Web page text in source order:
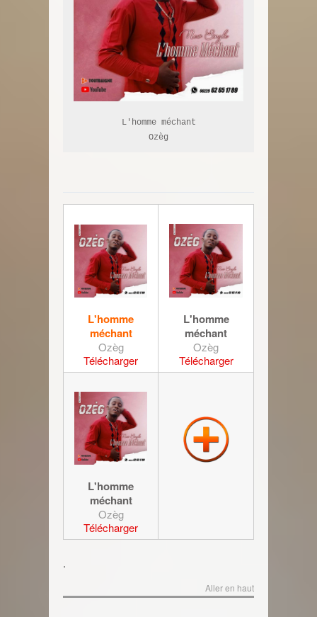
L'homme méchant
Ozèg
L'homme
méchant
Ozèg
Télécharger
L'homme
méchant
Ozèg
Télécharger
L'homme
méchant
Ozèg
Télécharger
.
Aller en haut